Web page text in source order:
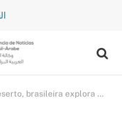
brasileira explora as cores do minério